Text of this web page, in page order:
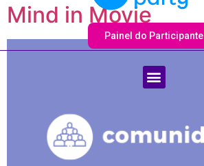
Painel do Participante
Mind in Movie